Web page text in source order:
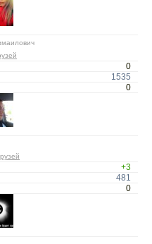
0
1535
0
+3
481
0